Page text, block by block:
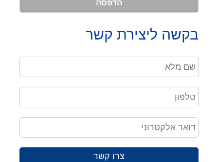
הדפסה
בקשה ליצירת קשר
צרו קשר